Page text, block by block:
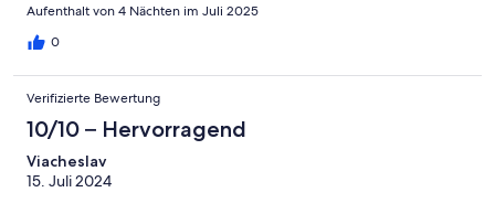
Aufenthalt von 4 Nächten im Juli 2025
0
Verifizierte Bewertung
10/10 – Hervorragend
Viacheslav
15. Juli 2024